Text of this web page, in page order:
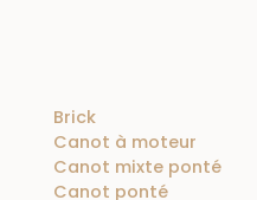
Brick
Canot à moteur
Canot mixte ponté
Canot ponté